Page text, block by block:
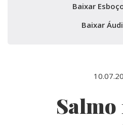
Baixar
Baixar
Salmo